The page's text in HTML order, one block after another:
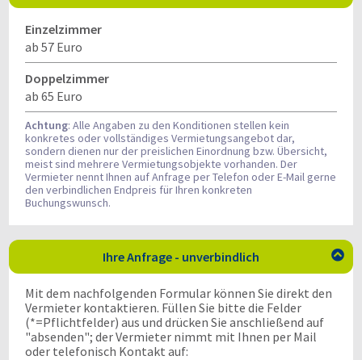
Einzelzimmer
ab 57 Euro
Doppelzimmer
ab 65 Euro
Achtung: Alle Angaben zu den Konditionen stellen kein
konkretes oder vollständiges Vermietungsangebot dar,
sondern dienen nur der preislichen Einordnung bzw. Übersicht,
meist sind mehrere Vermietungsobjekte vorhanden. Der
Vermieter nennt Ihnen auf Anfrage per Telefon oder E-Mail gerne
den verbindlichen Endpreis für Ihren konkreten
Buchungswunsch.
Ihre Anfrage - unverbindlich 
Mit dem nachfolgenden Formular können Sie direkt den
Vermieter kontaktieren. Füllen Sie bitte die Felder
(*=Pflichtfelder) aus und drücken Sie anschließend auf
"absenden"; der Vermieter nimmt mit Ihnen per Mail
oder telefonisch Kontakt auf: